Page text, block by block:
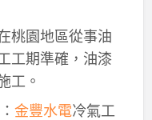
桃園地區從事油
工期準確，油漆
工。
金豐水電冷氣工